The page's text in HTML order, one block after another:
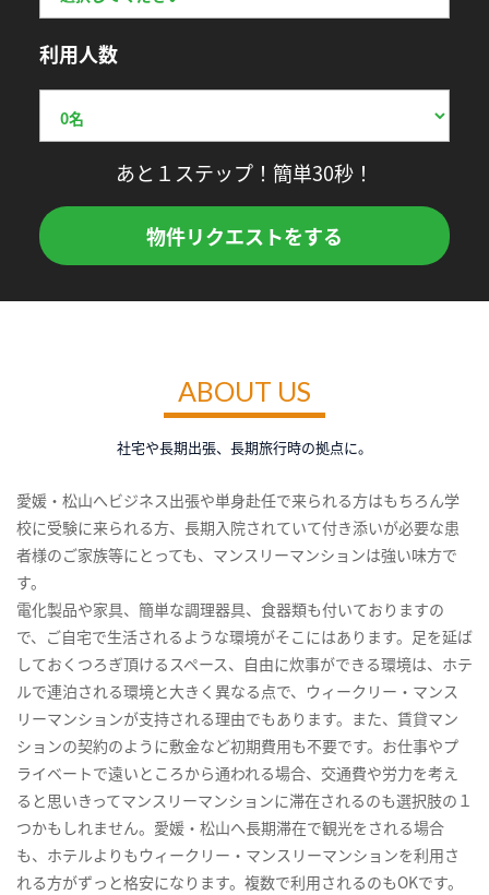
利用人数
あと１ステップ！簡単30秒！
物件リクエストをする
ABOUT US
社宅や長期出張、長期旅行時の拠点に。
愛媛・松山へビジネス出張や単身赴任で来られる方はもちろん学
校に受験に来られる方、長期入院されていて付き添いが必要な患
者様のご家族等にとっても、マンスリーマンションは強い味方で
す。
電化製品や家具、簡単な調理器具、食器類も付いておりますの
で、ご自宅で生活されるような環境がそこにはあります。足を延ば
しておくつろぎ頂けるスペース、自由に炊事ができる環境は、ホテ
ルで連泊される環境と大きく異なる点で、ウィークリー・マンス
リーマンションが支持される理由でもあります。また、賃貸マン
ションの契約のように敷金など初期費用も不要です。お仕事やプ
ライベートで遠いところから通われる場合、交通費や労力を考え
ると思いきってマンスリーマンションに滞在されるのも選択肢の１
つかもしれません。愛媛・松山へ長期滞在で観光をされる場合
も、ホテルよりもウィークリー・マンスリーマンションを利用さ
れる方がずっと格安になります。複数で利用されるのもOKです。